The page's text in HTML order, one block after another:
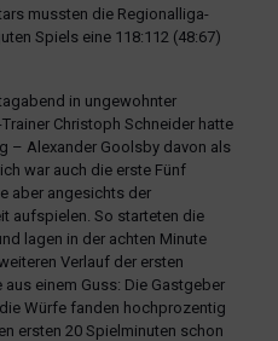
mussten die Regionalliga-
Spiels eine 118:112 (48:67)
in ungewohnter
Christoph Schneider hatte
– Alexander Goolsby davon als
war auch die erste Fünf
aber angesichts der
aufspielen. So starteten die
lagen in der achten Minute
Verlauf der ersten
einem Guss: Die Gastgeber
Würfe fanden hochprozentig
ersten 20 Spielminuten schon